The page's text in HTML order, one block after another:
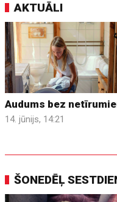
AKTUĀLI
Audums bez
14. jūnijs, 14:21
ŠONEDĒĻ